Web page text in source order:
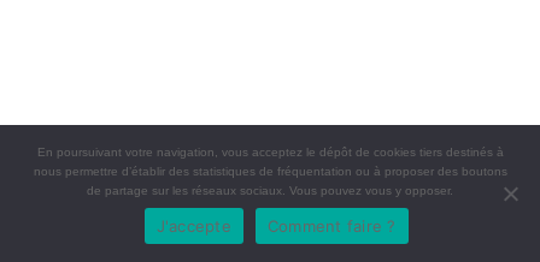
En poursuivant votre navigation, vous acceptez le dépôt de cookies tiers destinés à
nous permettre d’établir des statistiques de fréquentation ou à proposer des boutons
de partage sur les réseaux sociaux. Vous pouvez vous y opposer.
J'accepte Comment faire ?